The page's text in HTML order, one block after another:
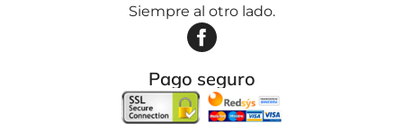
Siempre al otro lado.
Pago seguro